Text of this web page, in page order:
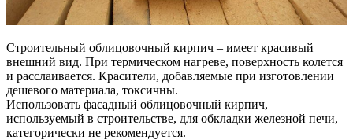
Строительный облицовочный кирпич – имеет красивый
внешний вид. При термическом нагреве, поверхность колется
и расслаивается. Красители, добавляемые при изготовлении
дешевого материала, токсичны.
Использовать фасадный облицовочный кирпич,
используемый в строительстве, для обкладки железной печи,
категорически не рекомендуется.